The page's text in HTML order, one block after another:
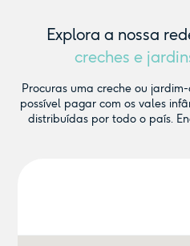
Explora a nossa
creches e
Procuras uma creche ou
possível pagar com os vales
distribuídas por todo o país.